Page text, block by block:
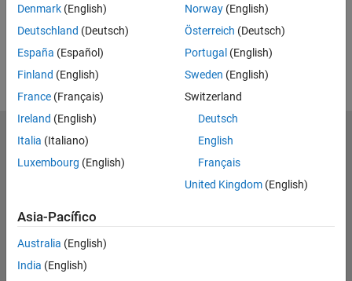
RELATED VIDEOS
Denmark (English)
Deutschland (Deutsch)
España (Español)
Finland (English)
France (Français)
Ireland (English)
Italia (Italiano)
Luxembourg (English)
Norway(English)
Österreich (Deutsch)
Portugal (English)
Sweden (English)
Switzerland
Deutsch
English
Français
United Kingdom(English)
Asia-Pacífico
Australia (English)
India (English)
MathWorks
Probar o comprar
Aprender a utilizar